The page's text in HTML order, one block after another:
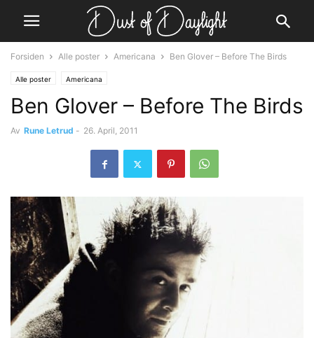
Forsiden Alle poster Americana Ben Glover – Before The Birds
Alle poster Americana
Ben Glover – Before The Birds
Av Rune Letrud - 26. April, 2011